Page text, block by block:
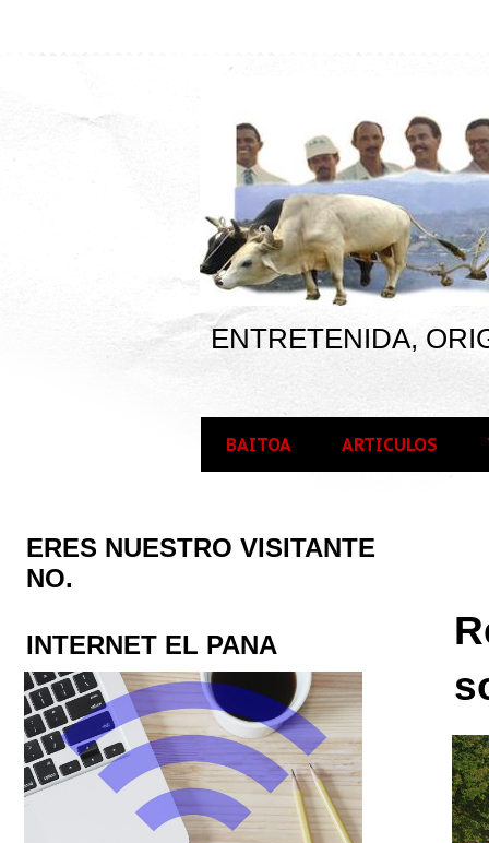
ENTRETENIDA,
BAITOA ARTICULOS
ERES NUESTRO VISITANTE
NO.
INTERNET EL PANA